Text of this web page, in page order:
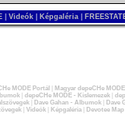
Videók Képgaléria
MODE Portál
Magyar depeCHe
| depeCHe MODE - Kislemezek|
| Dave Gahan - Albumok|
Dave
| Videók| Képgaléria| Devotee Map